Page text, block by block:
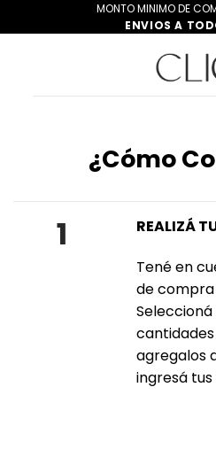
al
MONTO MINIMO DE
ENVIOS A
¿Cómo
1
REALIZÁ
Tené en
de compra
agregalos
ingresá